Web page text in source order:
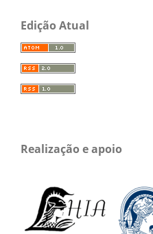
Edição Atual
Realização e apoio